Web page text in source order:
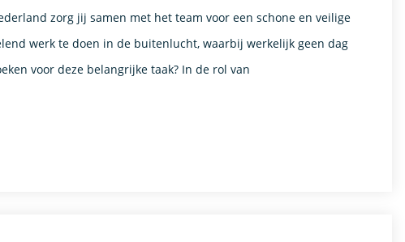
zorg jij samen met het team voor een schone en veilige
werk te doen in de buitenlucht, waarbij werkelijk geen dag
voor deze belangrijke taak? In de rol van